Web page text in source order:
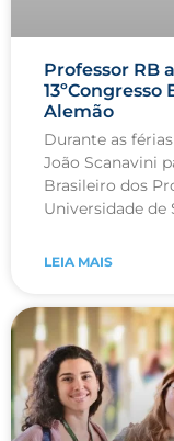
Professor RB
Alemão
Durante as
João Scanavini
Brasileiro dos
Universidade de
LEIA MAIS